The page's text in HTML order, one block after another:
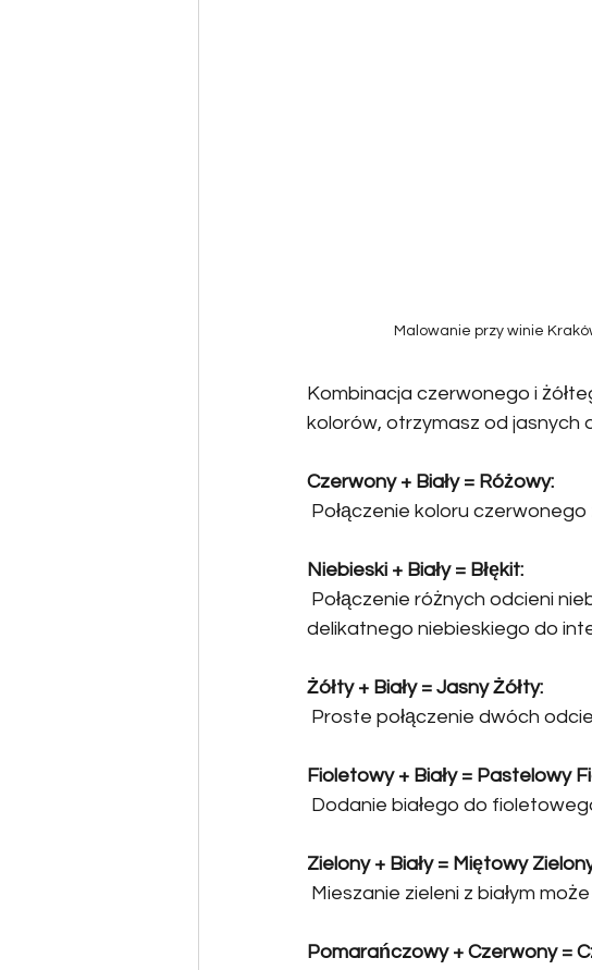
Malowanie przy winie
Kombinacja czerwonego i
kolorów, otrzymasz od jasnych
Czerwony + Biały = Różowy:
Połączenie koloru
Niebieski + Biały = Błękit:
Połączenie różnych odcieni
delikatnego niebieskiego do
Żółty + Biały = Jasny Żółty:
Proste połączenie dwóch
Fioletowy + Biały = Pastelowy
Dodanie białego do
Zielony + Biały = Miętowy
Mieszanie zieleni z białym
Pomarańczowy + Czerwony =